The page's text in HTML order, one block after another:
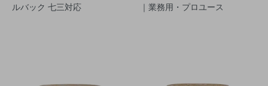
ルバック 七三対応
｜業務用・プロユース